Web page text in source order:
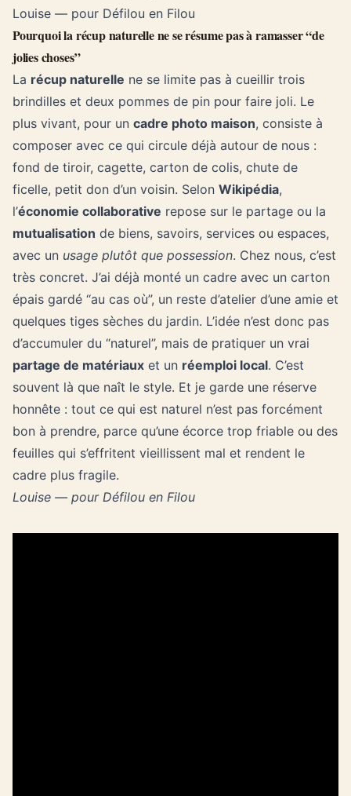
Louise — pour Défilou en Filou
Pourquoi la récup naturelle ne se résume pas à ramasser “de
jolies choses”
La récup naturelle ne se limite pas à cueillir trois
brindilles et deux pommes de pin pour faire joli. Le
plus vivant, pour un cadre photo maison, consiste à
composer avec ce qui circule déjà autour de nous :
fond de tiroir, cagette, carton de colis, chute de
ficelle, petit don d’un voisin. Selon Wikipédia,
l’économie collaborative repose sur le partage ou la
mutualisation de biens, savoirs, services ou espaces,
avec un usage plutôt que possession. Chez nous, c’est
très concret. J’ai déjà monté un cadre avec un carton
épais gardé “au cas où”, un reste d’atelier d’une amie et
quelques tiges sèches du jardin. L’idée n’est donc pas
d’accumuler du “naturel”, mais de pratiquer un vrai
partage de matériaux et un réemploi local. C’est
souvent là que naît le style. Et je garde une réserve
honnête : tout ce qui est naturel n’est pas forcément
bon à prendre, parce qu’une écorce trop friable ou des
feuilles qui s’effritent vieillissent mal et rendent le
cadre plus fragile.
Louise — pour Défilou en Filou